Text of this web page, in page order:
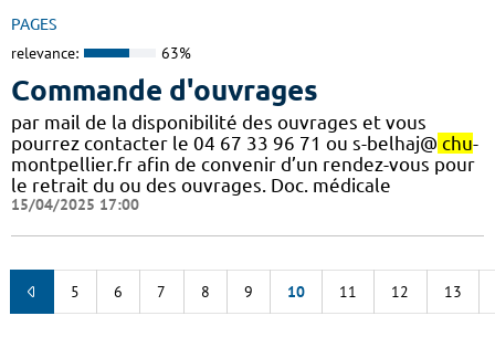
PAGES
relevance: 63%
Commande d'ouvrages
par mail de la disponibilité des ouvrages et vous
pourrez contacter le 04 67 33 96 71 ou s-belhaj@ chu-
montpellier.fr afin de convenir d’un rendez-vous pour
le retrait du ou des ouvrages. Doc. médicale
15/04/2025 17:00
5 6 7 8 9 10 11 12 13